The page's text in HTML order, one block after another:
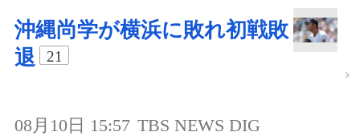
沖縄尚学が横浜に敗れ初戦敗
退
21
08月10日 15:57 TBS NEWS DIG